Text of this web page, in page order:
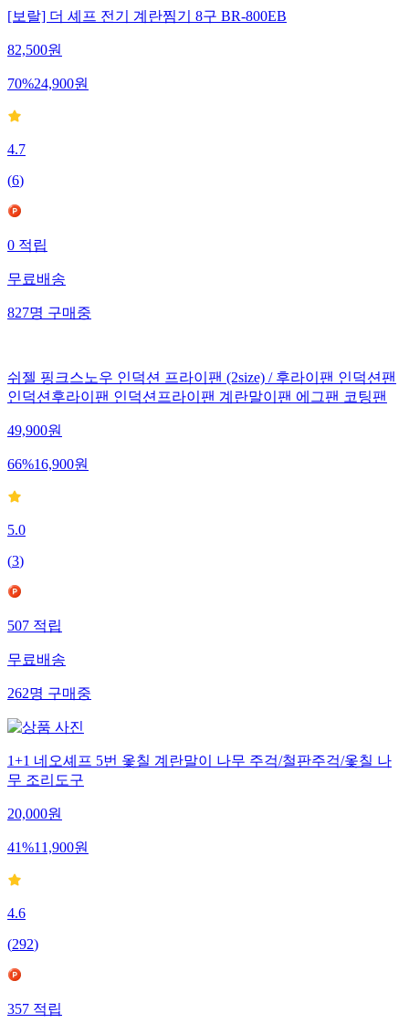
[보랄] 더 셰프 전기 계란찜기 8구 BR-800EB
82,500원
70%24,900원
4.7
(6)
0적립
무료배송
827명구매중
쉬젤 핑크스노우 인덕션 프라이팬 (2size) / 후라이팬 인덕션팬
인덕션후라이팬 인덕션프라이팬 계란말이팬 에그팬 코팅팬
49,900원
66%16,900원
5.0
(3)
507적립
무료배송
262명구매중
1+1 네오셰프 5번 옻칠 계란말이 나무 주걱/철판주걱/옻칠 나
무 조리도구
20,000원
41%11,900원
4.6
(292)
357적립